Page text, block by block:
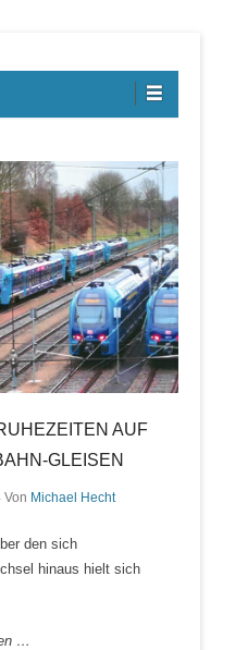
AUF
GLEISEN
Von Michael Hecht
den sich
hinaus hielt sich
…